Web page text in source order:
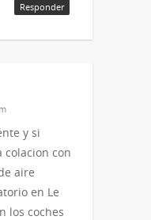
Responder
y si
colacion con
aire
en Le
los coches